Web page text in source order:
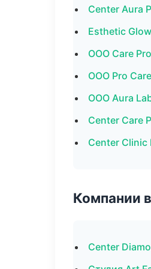
Center Aura
Esthetic
ООО Care
ООО Pro
ООО Aura
Center Care
Center
Компании
Center